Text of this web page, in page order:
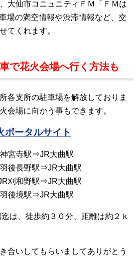
大仙市コニュニティＦＭ「ＦＭは
場の満空情報や渋滞情報など、交
てくれます。
で花火会場へ行く方法も
各支所の駐車場を解放しておりま
会場に向かう事もできます。
ータルサイト
宮寺駅⇒JR大曲駅
後長野駅⇒JR大曲駅
刈和野駅⇒JR大曲駅
後境駅⇒JR大曲駅
は、徒歩約３０分、距離は約２ｋ
合いしてもらいましてありがとう